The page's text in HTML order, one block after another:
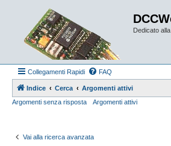
Dedicato
Collegamenti Rapidi FAQ
Indice Cerca
Argomenti attivi
Argomenti senza risposta
Argomenti attivi
Vai alla ricerca avanzata